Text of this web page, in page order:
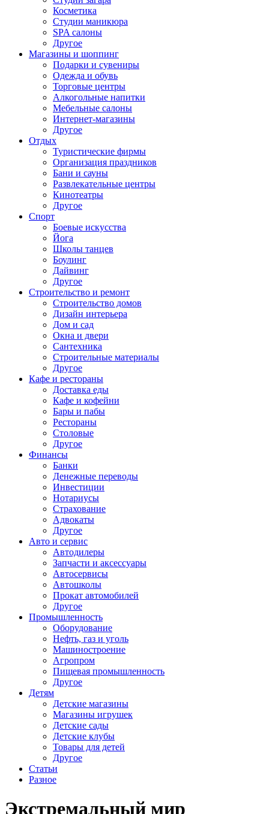
Косметика
Студии маникюра
SPA салоны
Другое
Магазины и шоппинг
Подарки и сувениры
Одежда и обувь
Торговые центры
Алкогольные напитки
Мебельные салоны
Интернет-магазины
Другое
Отдых
Туристические фирмы
Организация праздников
Бани и сауны
Развлекательные центры
Кинотеатры
Другое
Спорт
Боевые искусства
Йога
Школы танцев
Боулинг
Дайвинг
Другое
Строительство и ремонт
Строительство домов
Дизайн интерьера
Дом и сад
Окна и двери
Сантехника
Строительные материалы
Другое
Кафе и рестораны
Доставка еды
Кафе и кофейни
Бары и пабы
Рестораны
Столовые
Другое
Финансы
Банки
Денежные переводы
Инвестиции
Нотариусы
Страхование
Адвокаты
Другое
Авто и сервис
Автодилеры
Запчасти и аксессуары
Автосервисы
Автошколы
Прокат автомобилей
Другое
Промышленность
Оборудование
Нефть, газ и уголь
Машиностроение
Агропром
Пищевая промышленность
Другое
Детям
Детские магазины
Магазины игрушек
Детские сады
Детские клубы
Товары для детей
Другое
Статьи
Разное
Экстремальный мир